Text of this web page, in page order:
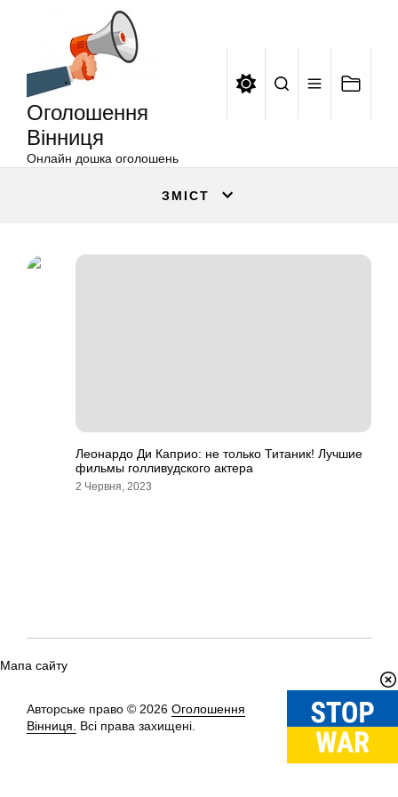
Оголошення
Вінниця
Онлайн дошка оголошень
ЗМІСТ
Леонардо Ди Каприо: не только Титаник! Лучшие
фильмы голливудского актера
2 Червня, 2023
Мапа сайту
Авторське право © 2026 Оголошення
Вінниця.
Всі права захищені.
Вгору↑